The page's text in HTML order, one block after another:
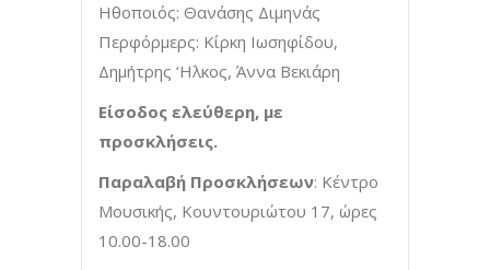
Ηθοποιός: Θανάσης Διμηνάς
Περφόρμερς: Κίρκη Ιωσηφίδου,
Δημήτρης ‘Ηλκος, Άννα Βεκιάρη
Είσοδος ελεύθερη, με
προσκλήσεις.
Παραλαβή Προσκλήσεων: Κέντρο
Μουσικής, Κουντουριώτου 17, ώρες
10.00-18.00